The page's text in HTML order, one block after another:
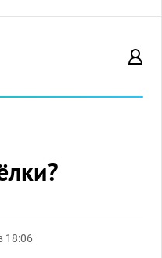
18:06